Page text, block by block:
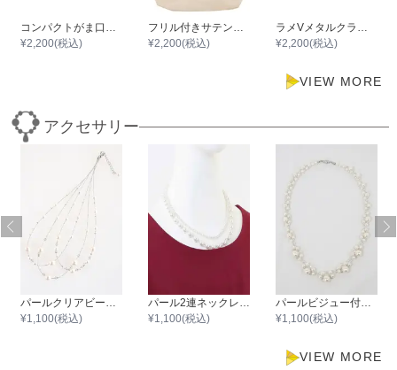
¥2,200(税込)
¥2,200(税込)
¥2,200(税込)
VIEW MORE
アクセサリー
パールクリアビーズ3連ワイヤーネックレス
¥1,100(税込)
パール2連ネックレス43cm/パール0.3cm～0.8cm
¥1,100(税込)
パールビジュー付きマグネットネックレス
¥1,100(税込)
VIEW MORE